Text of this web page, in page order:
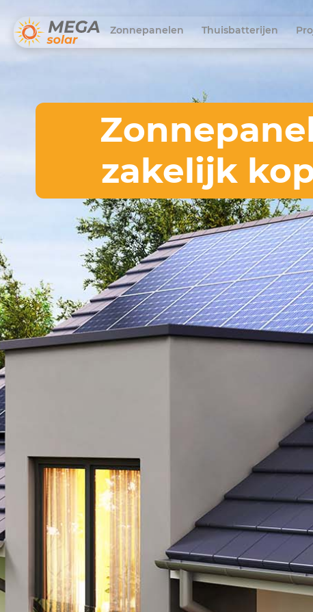
Zonnepanelen Thuisbatterijen
zakelijk